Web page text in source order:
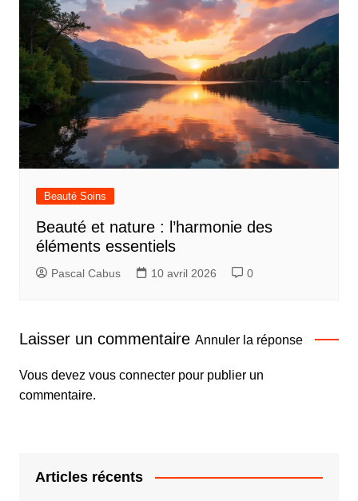
Beauté Soins
Beauté et nature : l’harmonie des
éléments essentiels
Pascal Cabus 10 avril 2026 0
Laisser un commentaire Annuler la réponse
Vous devez vous connecterpour publier un
commentaire.
Articles récents